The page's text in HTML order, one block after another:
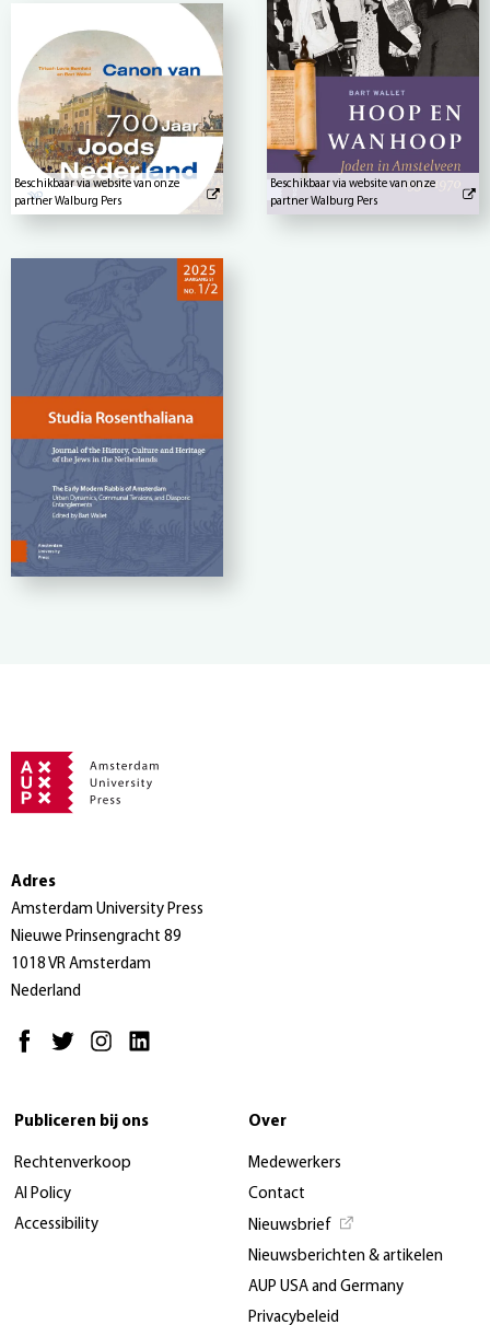
Beschikbaar via website van onze
partner Walburg Pers
Beschikbaar via website van onze
partner Walburg Pers
Adres
Amsterdam University Press
Nieuwe Prinsengracht 89
1018 VR Amsterdam
Nederland
Publiceren bij ons
Rechtenverkoop
AI Policy
Accessibility
Over
Medewerkers
Contact
Nieuwsbrief
Nieuwsberichten & artikelen
AUP USA and Germany
Privacybeleid